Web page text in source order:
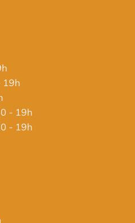
19h
- 19h
- 19h